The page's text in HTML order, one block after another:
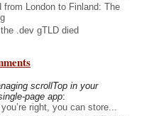
from London to Finland: The
.dev gTLD died
scrollTop in your
page app:
right, you can store...